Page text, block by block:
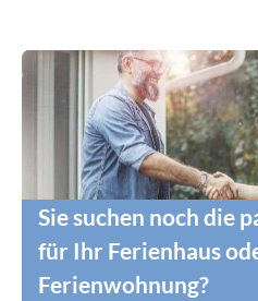
Sie suchen noch die
für Ihr Ferienhaus
Ferienwohnung?